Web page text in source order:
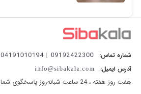
شماره تماس: 09192422300 | 04191010194
آدرس ایمیل: info@sibakala.com
هفت روز هفته ، 24 ساعت شبانه‌روز پاسخگوی شما هستیم.